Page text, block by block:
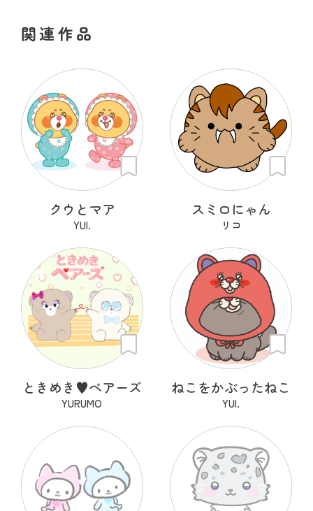
関連作品
クウとマア
YUI.
スミロにゃん
リコ
ときめき♥ベアーズ
YURUMO
ねこをかぶったねこ
YUI.